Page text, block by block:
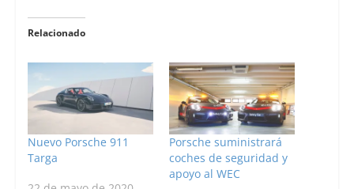
Relacionado
Nuevo Porsche 911
Targa
Porsche suministrará
coches de seguridad y
apoyo al WEC